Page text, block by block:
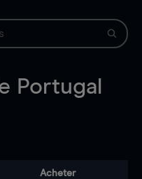
Portugal
Acheter